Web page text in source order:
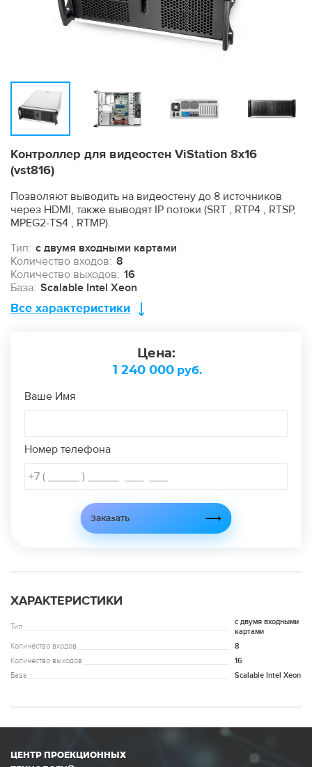
Контроллер для видеостен ViStation 8x16
(vst816)
Позволяют выводить на видеостену до 8 источников
через HDMI, также выводят IP потоки (SRT , RTP4 , RTSP,
MPEG2-TS4 , RTMP).
Тип: с двумя входными картами
Количество входов: 8
Количество выходов: 16
База: Scalable Intel Xeon
Все характеристики
Цена:
1 240 000 руб.
Заказать
Ваше Имя
Номер телефона
ХАРАКТЕРИСТИКИ
Тип
с двумя входными
картами
Количество входов
8
Количество выходов
16
База
Scalable Intel Xeon
ЦЕНТР ПРОЕКЦИОННЫХ